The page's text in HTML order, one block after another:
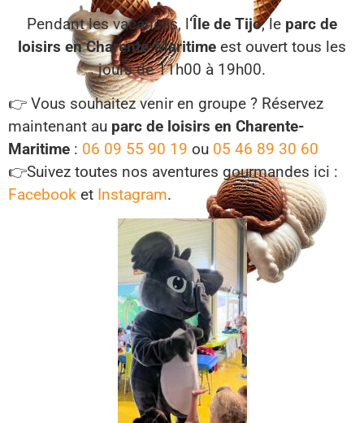
Pendant les vacances, l‘Île de Tijo, le parc de
loisirs en Charente-Maritime est ouvert tous les
jours de 11h00 à 19h00.
👉 Vous souhaitez venir en groupe ? Réservez
maintenant au parc de loisirs en Charente-
Maritime : 06 09 55 90 19 ou 05 46 89 30 60
👉Suivez toutes nos aventures gourmandes ici :
Facebook et Instagram.